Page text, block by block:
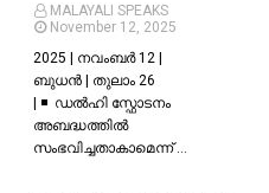
MALAYALI SPEAKS
November 12, 2025
2025 | നവംബർ 12 |
ബുധൻ | തുലാം 26
| ◾ ഡല്‍ഹി സ്ഫോടനം
അബദ്ധത്തില്‍
സംഭവിച്ചതാകാമെന്ന് …